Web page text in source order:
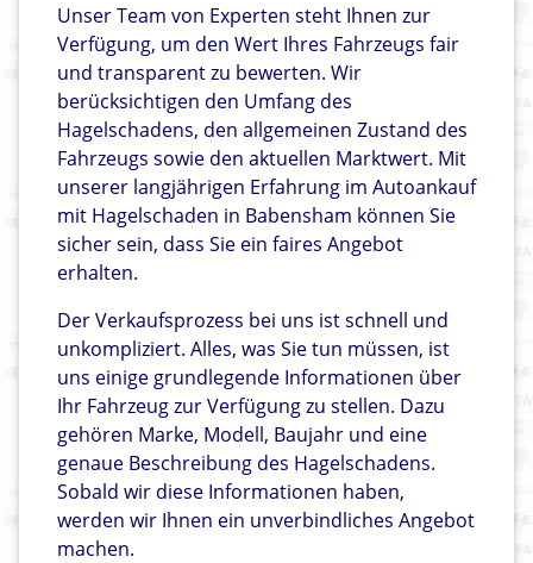
Unser Team von Experten steht Ihnen zur
Verfügung, um den Wert Ihres Fahrzeugs fair
und transparent zu bewerten. Wir
berücksichtigen den Umfang des
Hagelschadens, den allgemeinen Zustand des
Fahrzeugs sowie den aktuellen Marktwert. Mit
unserer langjährigen Erfahrung im Autoankauf
mit Hagelschaden in Babensham können Sie
sicher sein, dass Sie ein faires Angebot
erhalten.
Der Verkaufsprozess bei uns ist schnell und
unkompliziert. Alles, was Sie tun müssen, ist
uns einige grundlegende Informationen über
Ihr Fahrzeug zur Verfügung zu stellen. Dazu
gehören Marke, Modell, Baujahr und eine
genaue Beschreibung des Hagelschadens.
Sobald wir diese Informationen haben,
werden wir Ihnen ein unverbindliches Angebot
machen.